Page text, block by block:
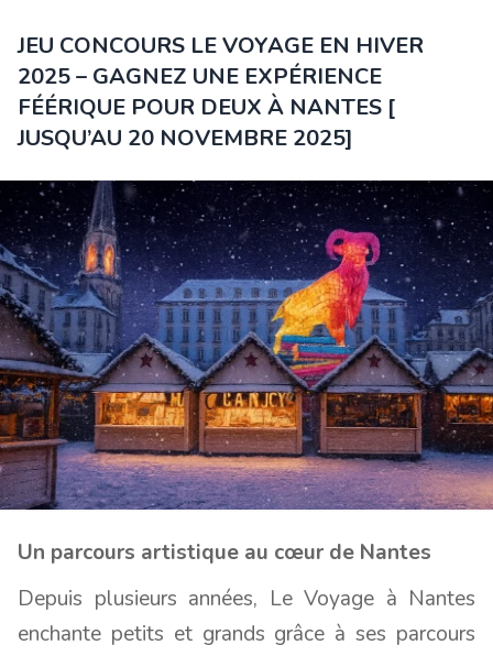
JEU CONCOURS LE VOYAGE EN HIVER
2025 – GAGNEZ UNE EXPÉRIENCE
FÉÉRIQUE POUR DEUX À NANTES [
JUSQU’AU 20 NOVEMBRE 2025]
Un parcours artistique au cœur de Nantes
Depuis plusieurs années, Le Voyage à Nantes
enchante petits et grands grâce à ses parcours